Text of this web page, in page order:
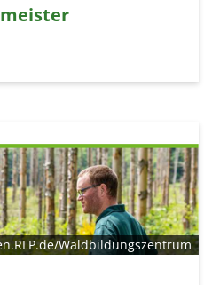
Waldbildungszentrum